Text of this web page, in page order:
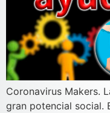
Coronavirus Makers.
gran potencial social.